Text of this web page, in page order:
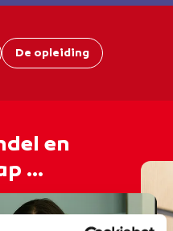
De opleiding
en
...